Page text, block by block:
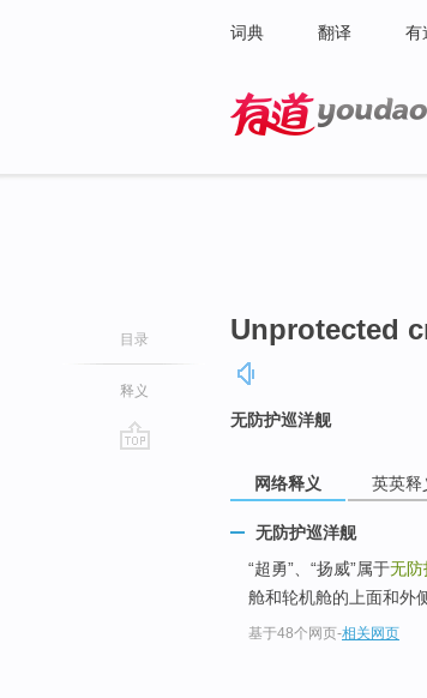
词典 翻译 有
目录
释义
Unprotected
无防护巡洋舰
网络释义 英英释
无防护巡洋舰
“超勇”、“扬威”属于无防
舱和轮机舱的上面和外
基于48个网页-相关网页